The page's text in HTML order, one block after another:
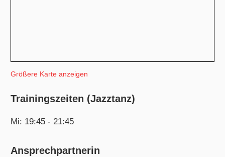
Größere Karte anzeigen
Trainingszeiten (Jazztanz)
Mi: 19:45 - 21:45
Ansprechpartnerin